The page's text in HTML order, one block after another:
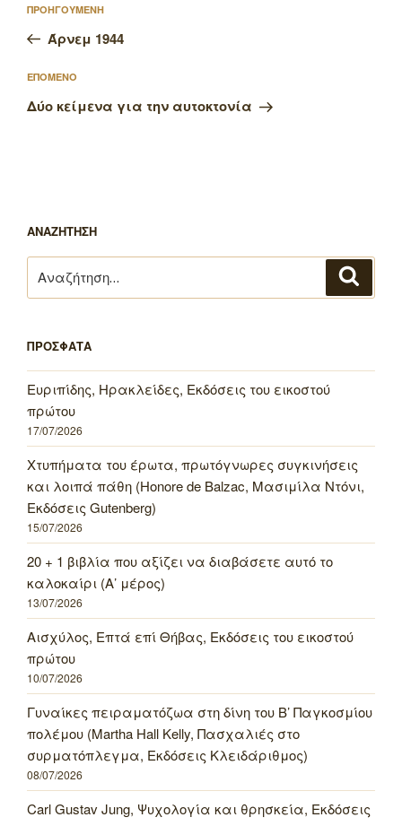
άρθρων
Προηγούμενο
άρθρο
ΠΡΟΗΓΟΥΜΕΝΗ
Άρνεμ 1944
Επόμενο
άρθρο
ΕΠΟΜΕΝΟ
Δύο κείμενα για την αυτοκτονία
ΑΝΑΖΗΤΗΣΗ
για:
ΠΡΟΣΦΑΤΑ
Ευριπίδης, Ηρακλείδες, Εκδόσεις του εικοστού
πρώτου
17/07/2026
Χτυπήματα του έρωτα, πρωτόγνωρες συγκινήσεις
και λοιπά πάθη (Honore de Balzac, Μασιμίλα Ντόνι,
Εκδόσεις Gutenberg)
15/07/2026
20 + 1 βιβλία που αξίζει να διαβάσετε αυτό το
καλοκαίρι (Α’ μέρος)
13/07/2026
Αισχύλος, Επτά επί Θήβας, Εκδόσεις του εικοστού
πρώτου
10/07/2026
Γυναίκες πειραματόζωα στη δίνη του Β’ Παγκοσμίου
πολέμου (Martha Hall Kelly, Πασχαλιές στο
συρματόπλεγμα, Εκδόσεις Κλειδάριθμος)
08/07/2026
Carl Gustav Jung, Ψυχολογία και θρησκεία, Εκδόσεις